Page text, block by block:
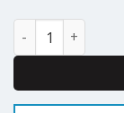
Nibe